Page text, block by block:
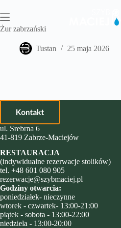
do
treści
Żur zabrzański
Tustan 25 maja 2026
Kontakt
ul. Srebrna 6
41-819 Zabrze-Maciejów
RESTAURACJA
(indywidualne rezerwacje stolików)
tel. +48 601 080 905
rezerwacje@szybmaciej.pl
Godziny otwarcia:
poniedziałek- nieczynne
wtorek - czwartek- 13:00-21:00
piątek - sobota - 13:00-22:00
niedziela - 13:00-20:00